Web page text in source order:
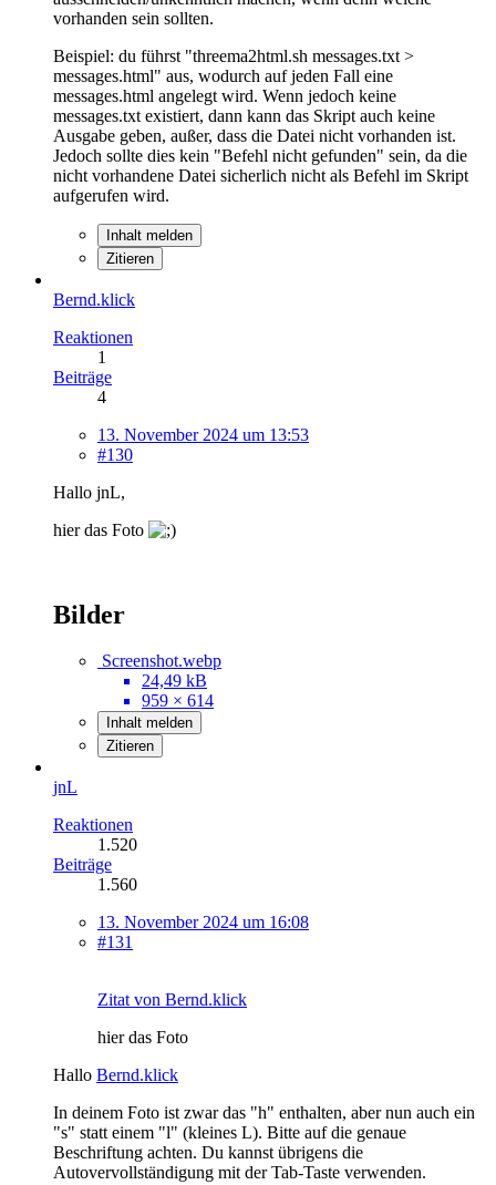
vorhanden sein sollten.
Beispiel: du führst "threema2html.sh messages.txt >
messages.html" aus, wodurch auf jeden Fall eine
messages.html angelegt wird. Wenn jedoch keine
messages.txt existiert, dann kann das Skript auch keine
Ausgabe geben, außer, dass die Datei nicht vorhanden ist.
Jedoch sollte dies kein "Befehl nicht gefunden" sein, da die
nicht vorhandene Datei sicherlich nicht als Befehl im Skript
aufgerufen wird.
Inhalt melden
Zitieren
Bernd.klick
Reaktionen
1
Beiträge
4
13. November 2024 um 13:53
#130
Hallo jnL,
hier das Foto
Bilder
Screenshot.webp
24,49 kB
959 × 614
Inhalt melden
Zitieren
jnL
Reaktionen
1.520
Beiträge
1.560
13. November 2024 um 16:08
#131
Zitat von Bernd.klick
hier das Foto
Hallo Bernd.klick
In deinem Foto ist zwar das "h" enthalten, aber nun auch ein
"s" statt einem "l" (kleines L). Bitte auf die genaue
Beschriftung achten. Du kannst übrigens die
Autovervollständigung mit der Tab-Taste verwenden.